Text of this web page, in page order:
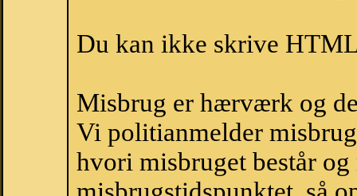
Du kan ikke skrive
Misbrug er hærværk og
Vi politianmelder
hvori misbruget består